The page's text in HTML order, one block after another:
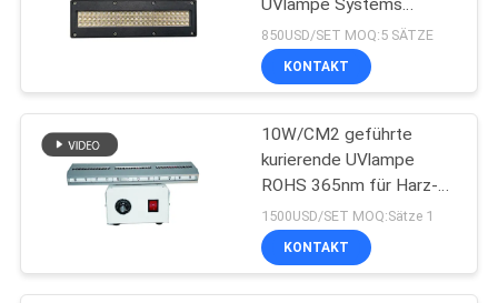
UVlampe Systems
365nm 395nm 405nm
Shenzhens 1200w
850USD/SET MOQ:5 SÄTZE
KONTAKT
10W/CM2 geführte
kurierende UVlampe
ROHS 365nm für Harz-
Beschichtung
1500USD/SET MOQ:Sätze 1
KONTAKT